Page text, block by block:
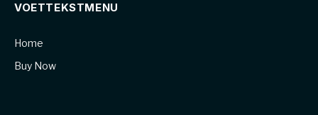
VOETTEKSTMENU
Home
Buy Now